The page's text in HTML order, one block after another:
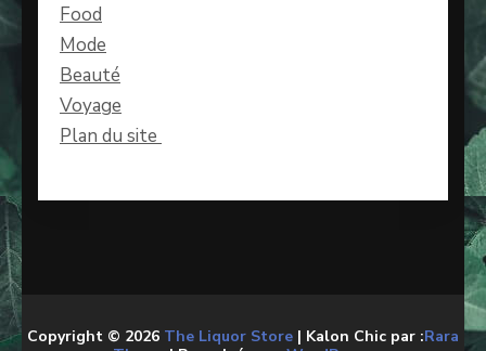
Food
Mode
Beauté
Voyage
Plan du site
Copyright © 2026 The Liquor Store | Kalon Chic par :Rara